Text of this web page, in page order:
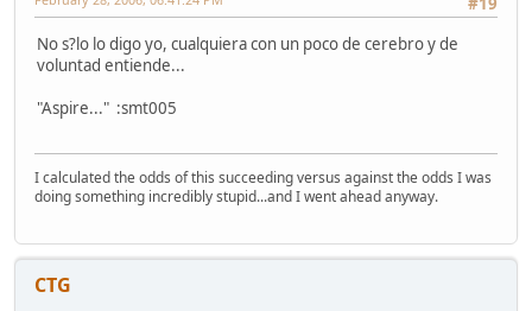
No s?lo lo digo yo, cualquiera con un poco de cerebro y de
voluntad entiende...
"Aspire..." :smt005
I calculated the odds of this succeeding versus against the odds I was
doing something incredibly stupid...and I went ahead anyway.
CTG